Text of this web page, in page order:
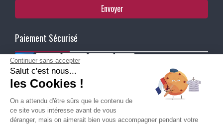
Envoyer
Paiement Sécurisé
Ma Livraison
Continuer sans accepter
Salut c'est nous...
les Cookies !
On a attendu d'être sûrs que le contenu de
ce site vous intéresse avant de vous
déranger, mais on aimerait bien vous accompagner pendant votre